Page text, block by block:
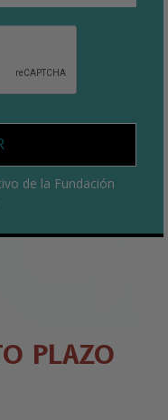
de la Fundación
PLAZO